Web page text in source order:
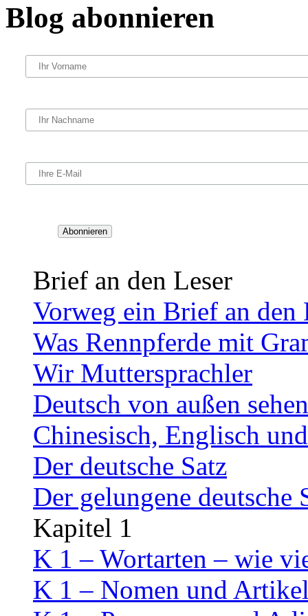
Blog abonnieren
Brief an den Leser
Vorweg ein Brief an den
Was Rennpferde mit
Wir Muttersprachler
Deutsch von außen sehen
Chinesisch, Englisch
Der deutsche Satz
Der gelungene deutsche
Kapitel 1
K 1 – Wortarten – wie
K 1 – Nomen und